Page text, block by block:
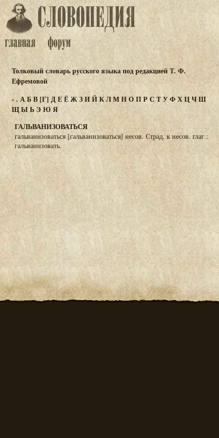
Толковый словарь русского языка под редакцией Т. Ф.
Ефремовой
- . АБВ[Г] ДЕЁЖЗИЙКЛМНОПРС ТУФХЦЧШ
ЩЫЬЭ ЮЯ
ГАЛЬВАНИЗОВАТЬСЯ
гальванизоваться [гальванизоваться] несов. Страд. к несов. глаг.:
гальванизовать.